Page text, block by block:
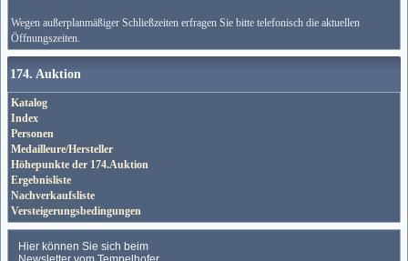
Wegen außerplanmäßiger Schließzeiten erfragen Sie bitte telefonisch die aktuellen
Öffnungszeiten.
174. Auktion
Katalog
Index
Personen
Medailleure/Hersteller
Höhepunkte der 174.Auktion
Ergebnisliste
Nachverkaufsliste
Versteigerungsbedingungen